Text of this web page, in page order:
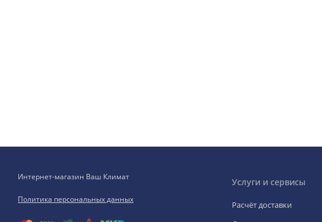
Интернет-магазин Ваш Климат
Политика персональных данных
Услуги и сервисы
Расчёт доставки